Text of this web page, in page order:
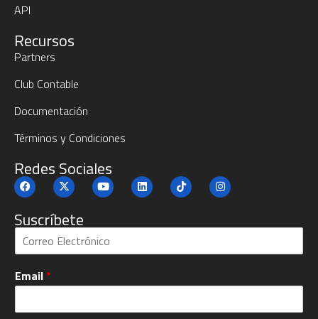
API
Recursos
Partners
Club Contable
Documentación
Términos y Condiciones
Redes Sociales
Suscríbete
S
c
r
Email *